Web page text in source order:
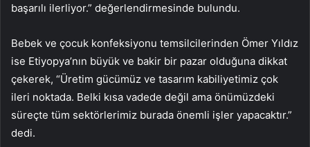
başarılı ilerliyor.” değerlendirmesinde bulundu.
Bebek ve çocuk konfeksiyonu temsilcilerinden Ömer Yıldız
ise Etiyopya’nın büyük ve bakir bir pazar olduğuna dikkat
çekerek, “Üretim gücümüz ve tasarım kabiliyetimiz çok
ileri noktada. Belki kısa vadede değil ama önümüzdeki
süreçte tüm sektörlerimiz burada önemli işler yapacaktır.”
dedi.